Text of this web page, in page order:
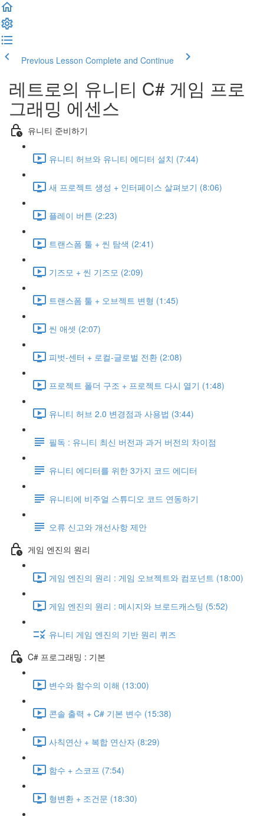
Previous Lesson Complete and Continue
레트로의 유니티 C# 게임 프로
그래밍 에센스
유니티 준비하기
유니티 허브와 유니티 에디터 설치 (7:44)
새 프로젝트 생성 + 인터페이스 살펴보기 (8:06)
플레이 버튼 (2:23)
트랜스폼 툴 + 씬 탐색 (2:41)
기즈모 + 씬 기즈모 (2:09)
트랜스폼 툴 + 오브젝트 변형 (1:45)
씬 애셋 (2:07)
피벗-센터 + 로컬-글로벌 전환 (2:08)
프로젝트 폴더 구조 + 프로젝트 다시 열기 (1:48)
유니티 허브 2.0 변경점과 사용법 (3:44)
필독 : 유니티 최신 버전과 과거 버전의 차이점
유니티 에디터를 위한 3가지 코드 에디터
유니티에 비주얼 스튜디오 코드 연동하기
오류 신고와 개선사항 제안
게임 엔진의 원리
게임 엔진의 원리 : 게임 오브젝트와 컴포넌트 (18:00)
게임 엔진의 원리 : 메시지와 브로드캐스팅 (5:52)
유니티 게임 엔진의 기반 원리 퀴즈
C# 프로그래밍 : 기본
변수와 함수의 이해 (13:00)
콘솔 출력 + C# 기본 변수 (15:38)
사칙연산 + 복합 연산자 (8:29)
함수 + 스코프 (7:54)
형변환 + 조건문 (18:30)